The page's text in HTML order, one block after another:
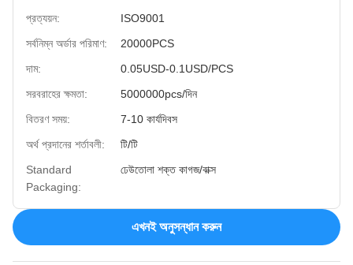
প্রত্যয়ন:
ISO9001
সর্বনিম্ন অর্ডার পরিমাণ:
20000PCS
দাম:
0.05USD-0.1USD/PCS
সরবরাহের ক্ষমতা:
5000000pcs/দিন
বিতরণ সময়:
7-10 কার্যদিবস
অর্থ প্রদানের শর্তাবলী:
টি/টি
Standard
Packaging:
ঢেউতোলা শক্ত কাগজ/বাক্স
এখনই অনুসন্ধান করুন